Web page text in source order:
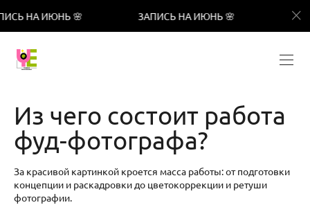
ИЮНЬ 🌸 ЗАПИСЬ НА ИЮНЬ 🌸 ЗАПИСЬ
Из чего состоит работа
фуд-фотографа?
За красивой картинкой кроется масса работы: от подготовки
концепции и раскадровки до цветокоррекции и ретуши
фотографии.